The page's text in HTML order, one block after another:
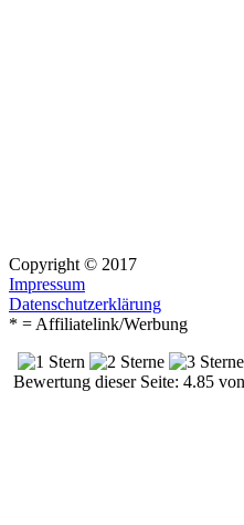
Copyright © 2017
Impressum
Datenschutzerklärung
* = Affiliatelink/Werbung
Bewertung dieser Seite: 4.85